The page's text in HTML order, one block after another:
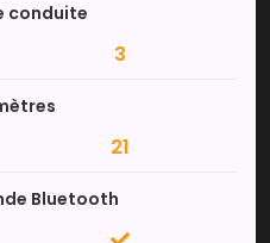
conduite
3
21
Bluetooth